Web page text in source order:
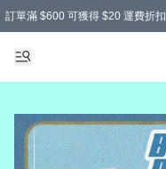
訂單滿 $600 可獲得 $20 運費折扣